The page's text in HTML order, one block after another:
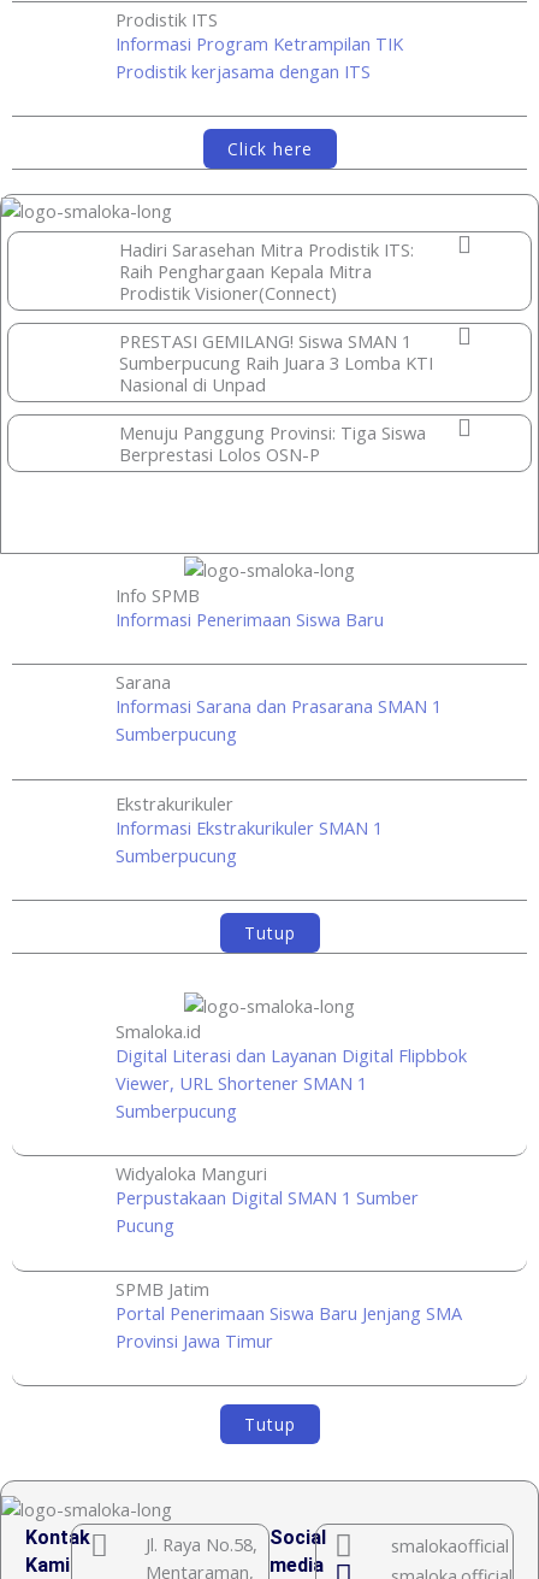
Prodistik ITS
Informasi Program Ketrampilan TIK
Prodistik kerjasama dengan ITS
Click here
Hadiri Sarasehan Mitra Prodistik ITS:
Raih Penghargaan Kepala Mitra
Prodistik Visioner(Connect)
PRESTASI GEMILANG! Siswa SMAN 1
Sumberpucung Raih Juara 3 Lomba KTI
Nasional di Unpad
Menuju Panggung Provinsi: Tiga Siswa
Berprestasi Lolos OSN-P
Info SPMB
Informasi Penerimaan Siswa Baru
Sarana
Informasi Sarana dan Prasarana SMAN 1
Sumberpucung
Ekstrakurikuler
Informasi Ekstrakurikuler SMAN 1
Sumberpucung
Tutup
Smaloka.id
Digital Literasi dan Layanan Digital Flipbbok
Viewer, URL Shortener SMAN 1
Sumberpucung
Widyaloka Manguri
Perpustakaan Digital SMAN 1 Sumber
Pucung
SPMB Jatim
Portal Penerimaan Siswa Baru Jenjang SMA
Provinsi Jawa Timur
Tutup
Kontak
Kami
Jl. Raya No.58,
Mentaraman,
Social
media
smalokaofficial